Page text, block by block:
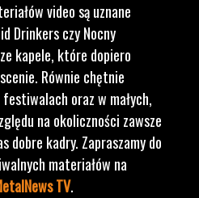
video są uznane
Drinkers czy Nocny
kapele, które dopiero
Równie chętnie
oraz w małych,
na okoliczności zawsze
dobre kadry. Zapraszamy do
materiałów na
TV.